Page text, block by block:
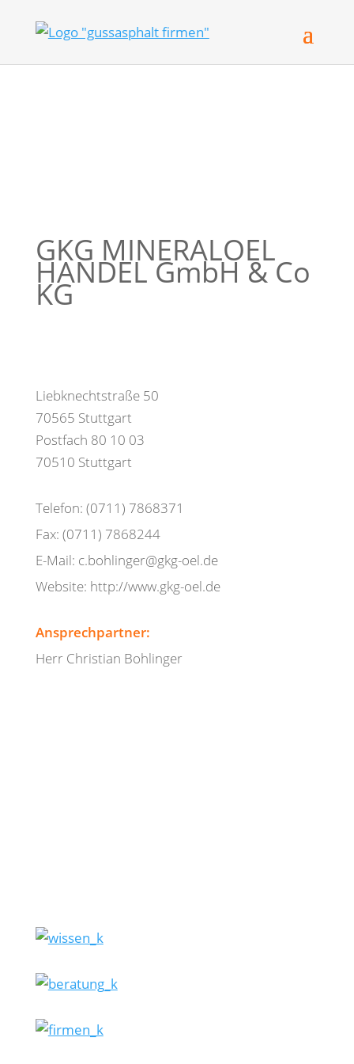
GKG MINERALOEL
HANDEL GmbH & Co
KG
Liebknechtstraße 50
70565 Stuttgart
Postfach 80 10 03
70510 Stuttgart
Telefon: (0711) 7868371
Fax: (0711) 7868244
E-Mail: c.bohlinger@gkg-oel.de
Website: http://www.gkg-oel.de
Ansprechpartner:
Herr Christian Bohlinger